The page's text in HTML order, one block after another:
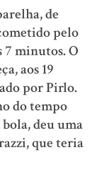
de
pelo
7 minutos. O
aos 19
por Pirlo.
do tempo
deu uma
que teria